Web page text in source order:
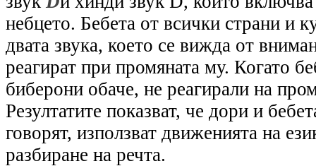
небцето. Бебета от всички страни и
двата звука, което се вижда от
реагират при промяната му. Когато
биберони обаче, не реагирали на
Резултатите показват, че дори и
говорят, използват движенията на
разбиране на речта.